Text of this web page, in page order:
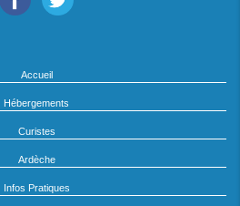
Accueil
Hébergements
Curistes
Ardèche
Infos Pratiques